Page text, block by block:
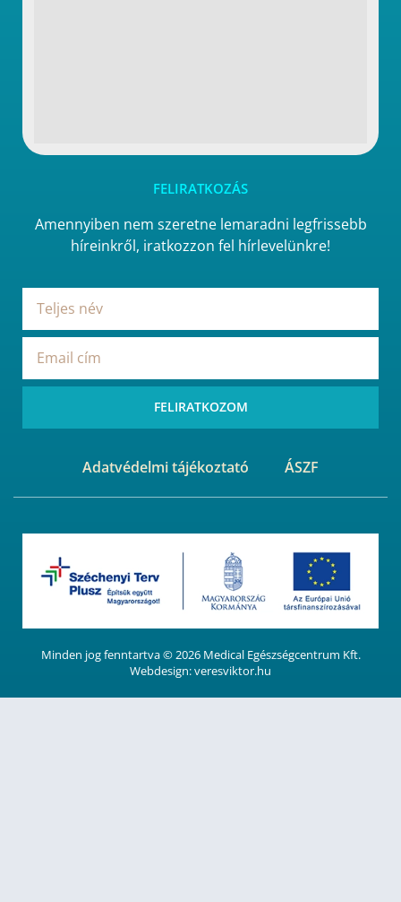
FELIRATKOZÁS
Amennyiben nem szeretne lemaradni legfrissebb
híreinkről, iratkozzon fel hírlevelünkre!
FELIRATKOZOM
Adatvédelmi tájékoztató ÁSZF
Minden jog fenntartva ©2026Medical Egészségcentrum Kft.
Webdesign:veresviktor.hu